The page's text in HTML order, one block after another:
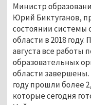
Министр
Юрий Биктуганов,
состоянии системы
области в 2018
августа все работы
образовательных
области
году прошли более
которые сегодня